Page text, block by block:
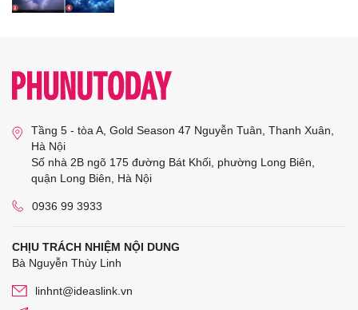
Tầng 5 - tòa A, Gold Season 47 Nguyễn Tuân, Thanh Xuân,
Hà Nội
Số nhà 2B ngõ 175 đường Bát Khối, phường Long Biên,
quận Long Biên, Hà Nội
0936 99 3933
CHỊU TRÁCH NHIỆM NỘI DUNG
Bà Nguyễn Thùy Linh
linhnt@ideaslink.vn